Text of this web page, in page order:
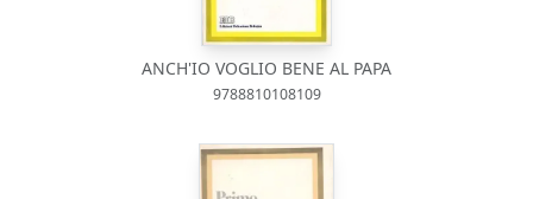
ANCH'IO VOGLIO BENE AL PAPA
9788810108109